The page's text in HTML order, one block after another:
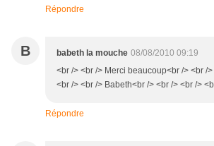
Répondre
B babeth la mouche 08/08/2010 09:19
<br /> <br /> Merci beaucoup<br /> <br /
<br /> <br /> Babeth<br /> <br /> <br />
Répondre